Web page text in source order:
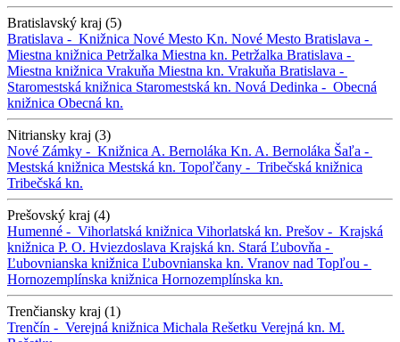
Bratislavský kraj (5)
Bratislava - Knižnica Nové Mesto Kn. Nové Mesto Bratislava -
Miestna knižnica Petržalka Miestna kn. Petržalka Bratislava -
Miestna knižnica Vrakuňa Miestna kn. Vrakuňa Bratislava -
Staromestská knižnica Staromestská kn. Nová Dedinka - Obecná
knižnica Obecná kn.
Nitriansky kraj (3)
Nové Zámky - Knižnica A. Bernoláka Kn. A. Bernoláka Šaľa -
Mestská knižnica Mestská kn. Topoľčany - Tribečská knižnica
Tribečská kn.
Prešovský kraj (4)
Humenné - Vihorlatská knižnica Vihorlatská kn. Prešov - Krajská
knižnica P. O. Hviezdoslava Krajská kn. Stará Ľubovňa -
Ľubovnianska knižnica Ľubovnianska kn. Vranov nad Topľou -
Hornozemplínska knižnica Hornozemplínska kn.
Trenčiansky kraj (1)
Trenčín - Verejná knižnica Michala Rešetku Verejná kn. M.